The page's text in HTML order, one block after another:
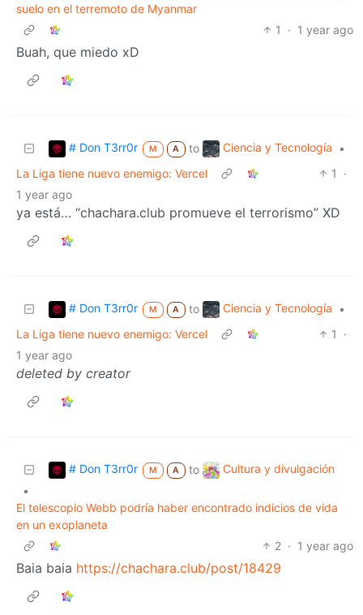
suelo en el terremoto de Myanmar
1
· 1 year ago
Buah, que miedo xD
# Don T3rr0r M A to Ciencia y Tecnología
•
La Liga tiene nuevo enemigo: Vercel
1
·
1 year ago
ya está… “chachara.club promueve el terrorismo” XD
# Don T3rr0r M A to Ciencia y Tecnología
•
La Liga tiene nuevo enemigo: Vercel
1
·
1 year ago
deleted by creator
# Don T3rr0r M A to
Cultura y divulgación
•
El telescopio Webb podría haber encontrado indicios de vida
en un exoplaneta
2 · 1 year ago
Baia baia https://chachara.club/post/18429